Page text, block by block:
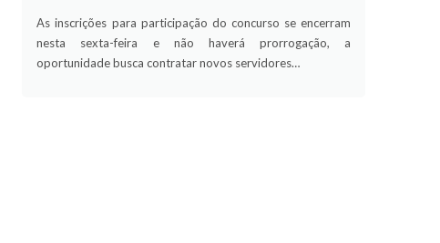
As inscrições para participação do concurso se encerram
nesta sexta-feira e não haverá prorrogação, a
oportunidade busca contratar novos servidores…